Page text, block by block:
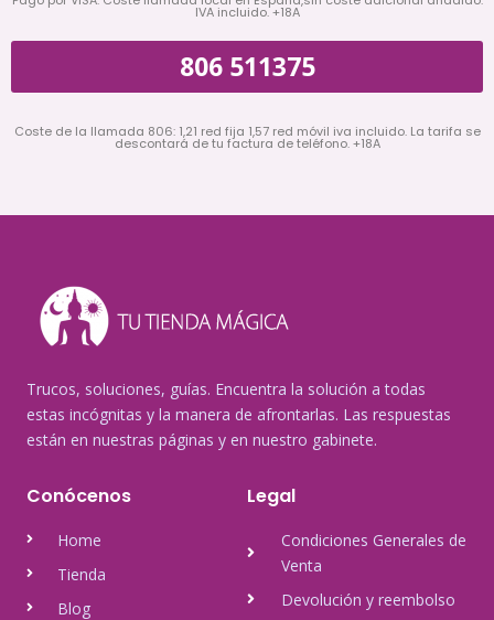
IVA incluido. +18A
806 511375
Coste de la llamada 806: 1,21 red fija 1,57 red móvil iva incluido. La tarifa se
descontará de tu factura de teléfono. +18A
Trucos, soluciones, guías. Encuentra la solución a todas
estas incógnitas y la manera de afrontarlas. Las respuestas
están en nuestras páginas y en nuestro gabinete.
Conócenos
Home
Tienda
Blog
Legal
Condiciones Generales de
Venta
Devolución y reembolso